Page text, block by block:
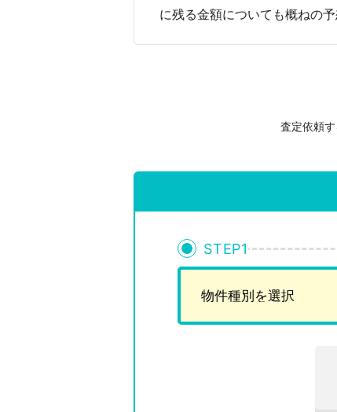
に残る金額についても概ねの
査定依頼
STEP1